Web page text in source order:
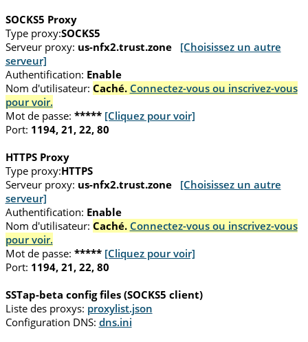
SOCKS5 Proxy
Type proxy:SOCKS5
Serveur proxy: us-nfx2.trust.zone
[Choisissez un autre
serveur]
Authentification: Enable
Nom d'utilisateur: Caché. Connectez-vous ou inscrivez-vous
pour voir.
Mot de passe: ***** [Cliquez pour voir]
Port: 1194, 21, 22, 80
HTTPS Proxy
Type proxy:HTTPS
Serveur proxy: us-nfx2.trust.zone
[Choisissez un autre
serveur]
Authentification: Enable
Nom d'utilisateur: Caché. Connectez-vous ou inscrivez-vous
pour voir.
Mot de passe: ***** [Cliquez pour voir]
Port: 1194, 21, 22, 80
SSTap-beta config files (SOCKS5 client)
Liste des proxys: proxylist.json
Configuration DNS: dns.ini